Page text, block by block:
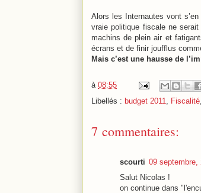
Alors les Internautes vont
vraie politique fiscale ne
machins de plein air et
écrans et de finir joufflus
Mais c’est une hausse de
à 08:55
Libellés : budget 2011 Fiscalité
7 commentaires:
scourti 09 septembre,
Salut Nicolas !
on continue dans